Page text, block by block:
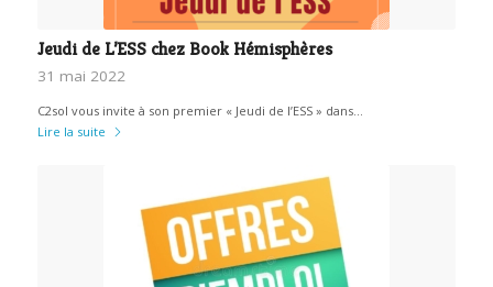
Jeudi de L’ESS chez Book Hémisphères
31 mai 2022
C2sol vous invite à son premier « Jeudi de l’ESS » dans…
Lire la suite